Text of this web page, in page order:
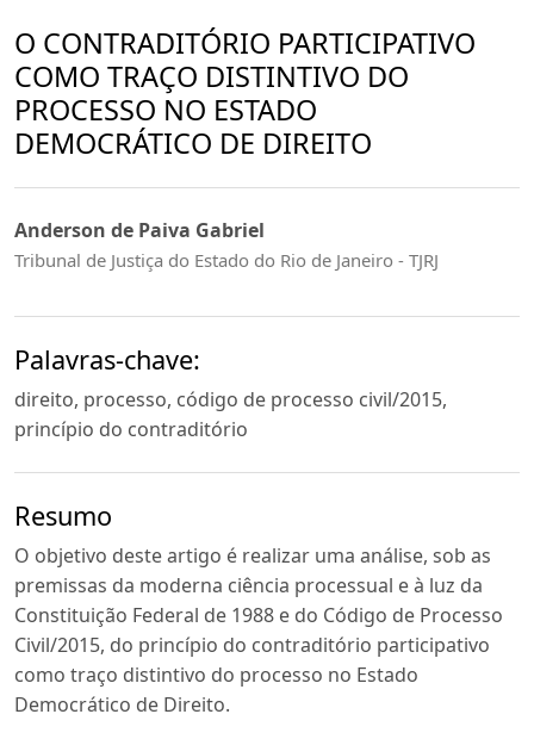
O CONTRADITÓRIO PARTICIPATIVO
COMO TRAÇO DISTINTIVO DO
PROCESSO NO ESTADO
DEMOCRÁTICO DE DIREITO
Anderson de Paiva Gabriel
Tribunal de Justiça do Estado do Rio de Janeiro - TJRJ
Palavras-chave:
direito, processo, código de processo civil/2015,
princípio do contraditório
Resumo
O objetivo deste artigo é realizar uma análise, sob as
premissas da moderna ciência processual e à luz da
Constituição Federal de 1988 e do Código de Processo
Civil/2015, do princípio do contraditório participativo
como traço distintivo do processo no Estado
Democrático de Direito.